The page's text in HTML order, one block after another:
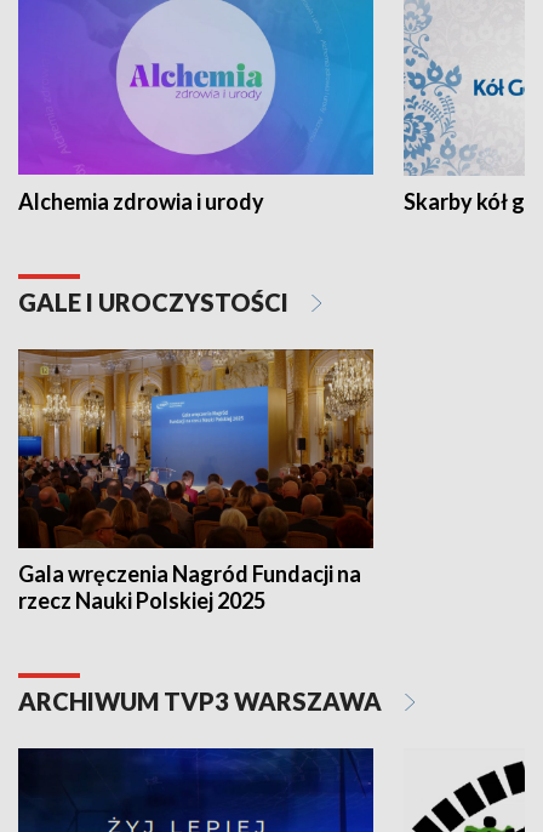
Alchemia zdrowia i urody Skarby kół
GALE I UROCZYSTOŚCI
Gala wręczenia Nagród Fundacji na
rzecz Nauki Polskiej 2025
ARCHIWUM TVP3 WARSZAWA